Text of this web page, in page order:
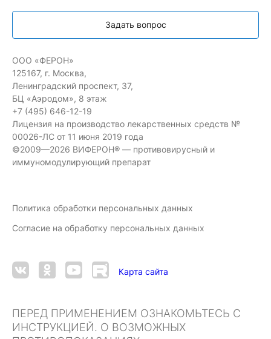
Задать вопрос
ООО «ФЕРОН»
125167, г. Москва,
Ленинградский проспект, 37,
БЦ «Аэродом», 8 этаж
+7 (495) 646-12-19
Лицензия на производство лекарственных средств №
00026-ЛС от 11 июня 2019 года
©2009—2026 ВИФЕРОН® — противовирусный и
иммуномодулирующий препарат
Политика обработки персональных данных
Согласие на обработку персональных данных
Карта сайта
ПЕРЕД ПРИМЕНЕНИЕМ ОЗНАКОМЬТЕСЬ С
ИНСТРУКЦИЕЙ. О ВОЗМОЖНЫХ